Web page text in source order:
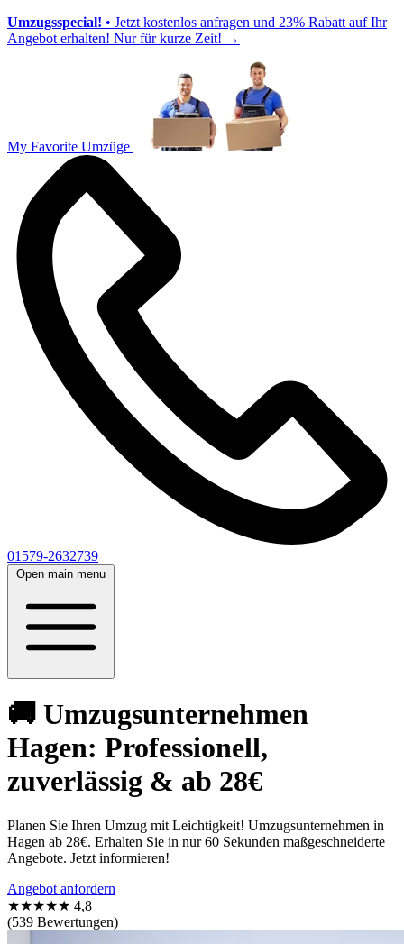
Umzugsspecial! • Jetzt kostenlos anfragen und 23% Rabatt auf Ihr
Angebot erhalten! Nur für kurze Zeit! →
My Favorite Umzüge
01579-2632739
Open main menu
🚚 Umzugsunternehmen
Hagen: Professionell,
zuverlässig & ab 28€
Planen Sie Ihren Umzug mit Leichtigkeit! Umzugsunternehmen in
Hagen ab 28€. Erhalten Sie in nur 60 Sekunden maßgeschneiderte
Angebote. Jetzt informieren!
Angebot anfordern
★★★★★ 4,8
(539 Bewertungen)